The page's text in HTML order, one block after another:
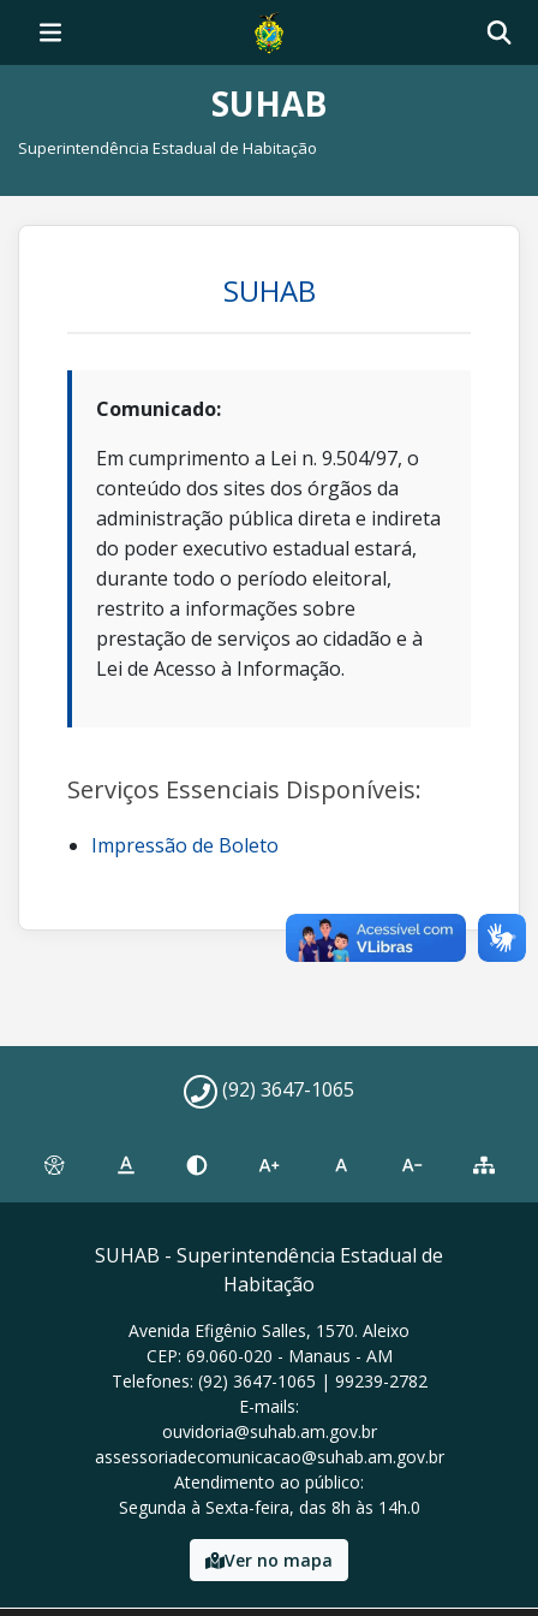
SUHAB
Superintendência Estadual de Habitação
SUHAB
Comunicado:
Em cumprimento a Lei n. 9.504/97, o
conteúdo dos sites dos órgãos da
administração pública direta e indireta
do poder executivo estadual estará,
durante todo o período eleitoral,
restrito a informações sobre
prestação de serviços ao cidadão e à
Lei de Acesso à Informação.
Serviços Essenciais Disponíveis:
Impressão de Boleto
(92) 3647-1065
SUHAB - Superintendência Estadual de
Habitação
Avenida Efigênio Salles, 1570. Aleixo
CEP: 69.060-020 - Manaus - AM
Telefones: (92) 3647-1065 | 99239-2782
E-mails:
ouvidoria@suhab.am.gov.br
assessoriadecomunicacao@suhab.am.gov.br
Atendimento ao público:
Segunda à Sexta-feira, das 8h às 14h.0
Ver no mapa